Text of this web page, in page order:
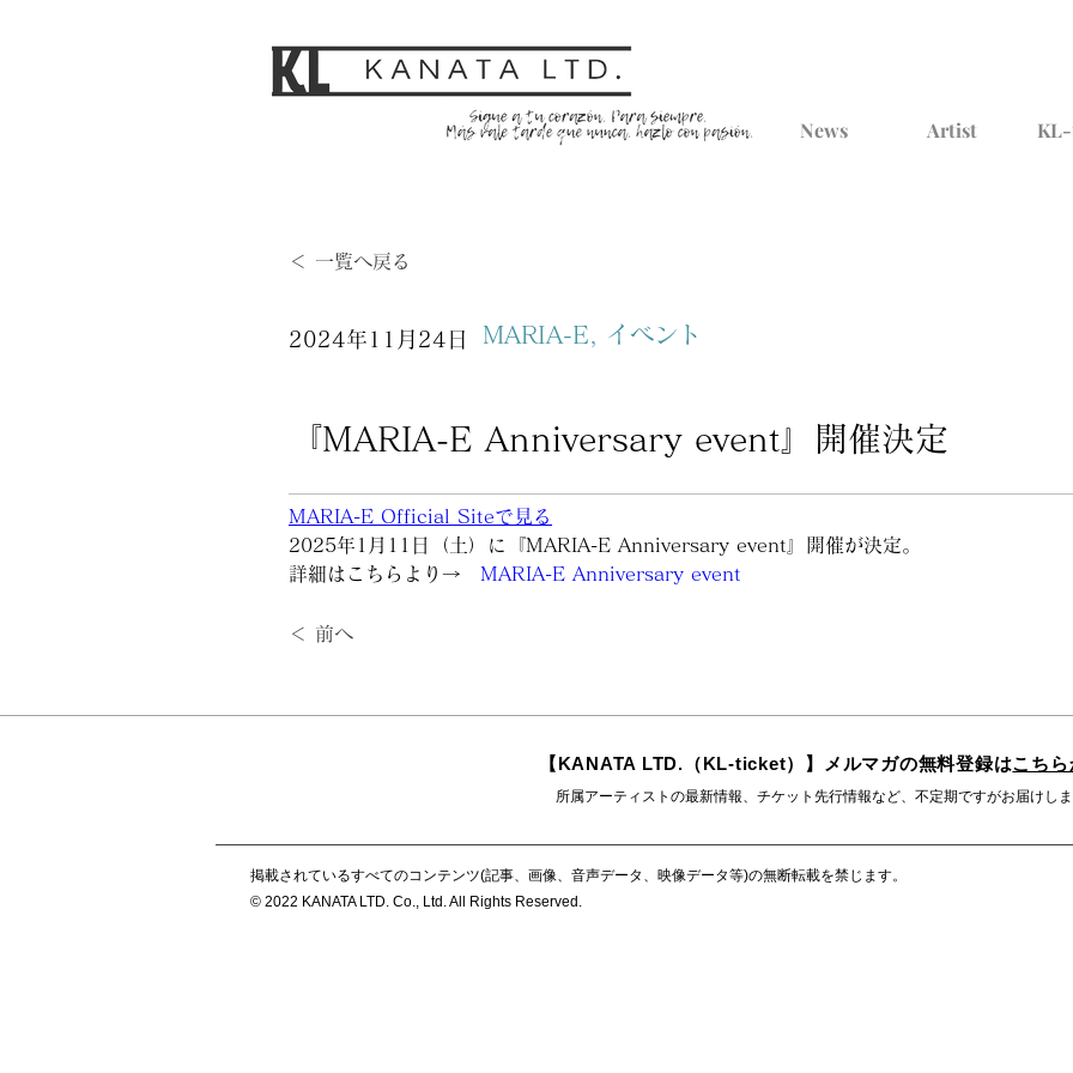
News Artist
＜ 一覧へ戻る
2024年11月24日 MARIA-E, イベント
『MARIA-E Anniversary event』開催決定
MARIA-E Official Siteで見る
2025年1月11日（土）に『MARIA-E Anniversary event』開催が決定。
詳細はこちらより→ MARIA-E Anniversary event
＜ 前へ
【KANATA LTD.（KL-ticket）】メルマガの無料登録はこちら
所属アーティストの最新情報、チケット先行情報など、不定期ですがお届けしま
掲載されているすべてのコンテンツ(記事、画像、音声データ、映像データ等)の無断転載を禁じます。
© 2022 KANATA LTD. Co., Ltd. All Rights Reserved.